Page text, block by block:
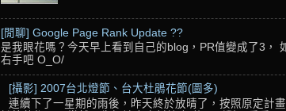
[閒聊] Google Page Rank Update ??
是我眼花嗎？今天早上看到自己的blog，PR值變成了3，
右手吧 O_O/
[攝影] 2007台北燈節、台大杜鵑花節(圖多)
連續下了一星期的雨後，昨天終於放晴了，按照原定計